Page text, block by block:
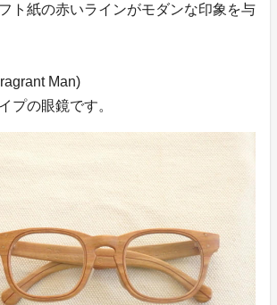
ト紙の赤いラインがモダンな印象を与
Man)
プの眼鏡です。